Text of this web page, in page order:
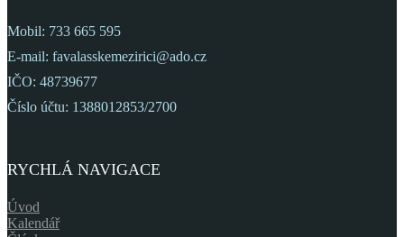
Mobil: 733 665 595
E-mail: favalasskemezirici@ado.cz
IČO: 48739677
Číslo účtu: 1388012853/2700
RYCHLÁ NAVIGACE
Úvod
Kalendář